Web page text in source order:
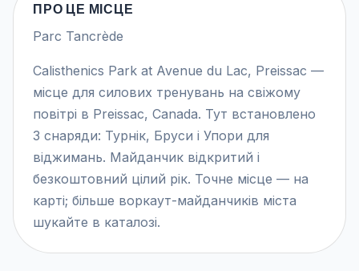
ПРО ЦЕ МІСЦЕ
Parc Tancrède
Calisthenics Park at Avenue du Lac, Preissac —
місце для силових тренувань на свіжому
повітрі в Preissac, Canada. Тут встановлено
3 снаряди: Турнік, Бруси і Упори для
віджимань. Майданчик відкритий і
безкоштовний цілий рік. Точне місце — на
карті; більше воркаут-майданчиків міста
шукайте в каталозі.